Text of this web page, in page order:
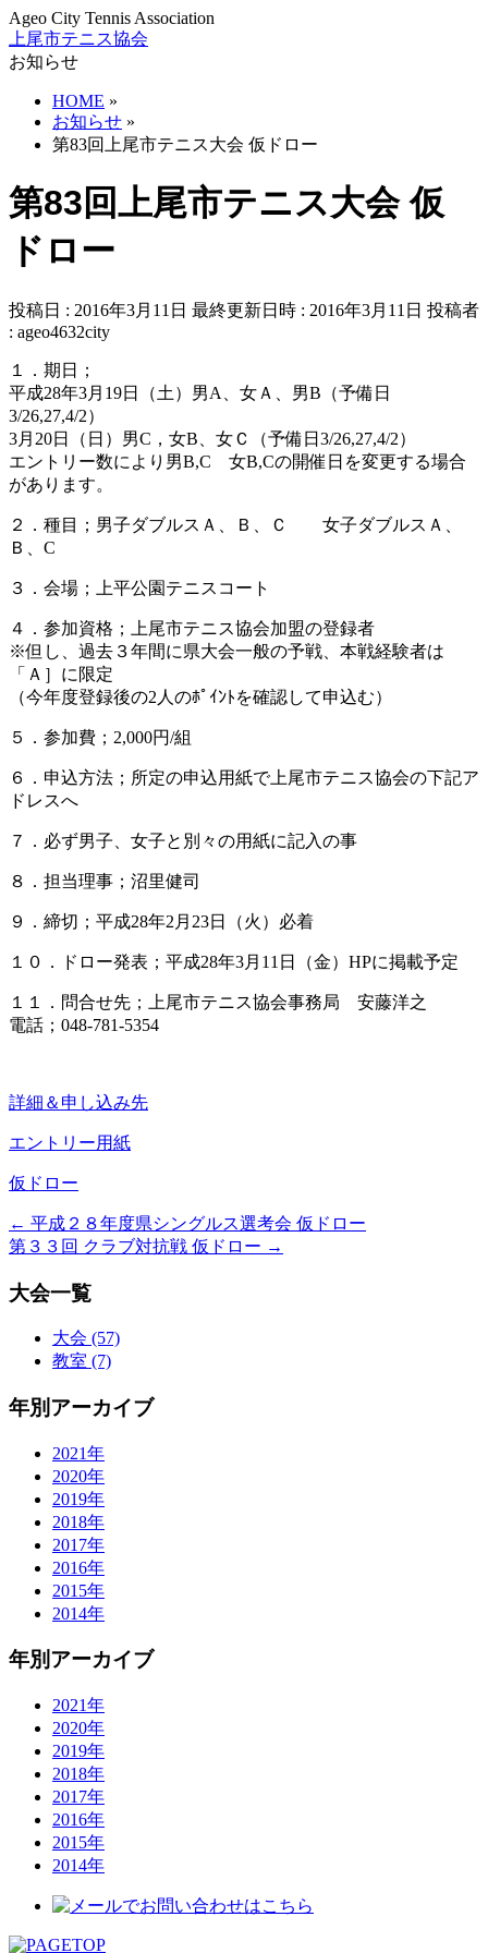
Ageo City Tennis Association
上尾市テニス協会
お知らせ
HOME »
お知らせ »
第83回上尾市テニス大会 仮ドロー
第83回上尾市テニス大会 仮
ドロー
投稿日 : 2016年3月11日 最終更新日時 : 2016年3月11日 投稿者
: ageo4632city
１．期日；
平成28年3月19日（土）男A、女Ａ、男B（予備日
3/26,27,4/2）
3月20日（日）男C，女B、女Ｃ（予備日3/26,27,4/2）
エントリー数により男B,C 女B,Cの開催日を変更する場合
があります。
２．種目；男子ダブルスＡ、Ｂ、Ｃ 女子ダブルスＡ、
Ｂ、C
３．会場；上平公園テニスコート
４．参加資格；上尾市テニス協会加盟の登録者
※但し、過去３年間に県大会一般の予戦、本戦経験者は
「Ａ］に限定
（今年度登録後の2人のﾎﾟｲﾝﾄを確認して申込む）
５．参加費；2,000円/組
６．申込方法；所定の申込用紙で上尾市テニス協会の下記ア
ドレスへ
７．必ず男子、女子と別々の用紙に記入の事
８．担当理事；沼里健司
９．締切；平成28年2月23日（火）必着
１０．ドロー発表；平成28年3月11日（金）HPに掲載予定
１１．問合せ先；上尾市テニス協会事務局 安藤洋之
電話；048-781-5354
詳細＆申し込み先
エントリー用紙
仮ドロー
← 平成２８年度県シングルス選考会 仮ドロー
第３３回 クラブ対抗戦 仮ドロー →
大会一覧
大会 (57)
教室 (7)
年別アーカイブ
2021年
2020年
2019年
2018年
2017年
2016年
2015年
2014年
年別アーカイブ
2021年
2020年
2019年
2018年
2017年
2016年
2015年
2014年